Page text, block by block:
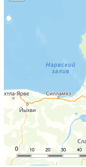
10
0 20 30 40